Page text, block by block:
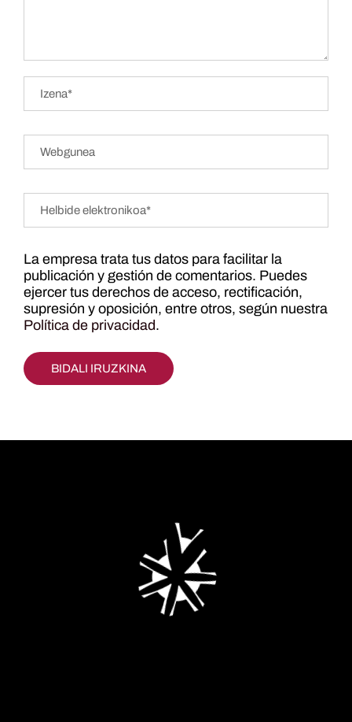
La empresa trata tus datos para facilitar la
publicación y gestión de comentarios. Puedes
ejercer tus derechos de acceso, rectificación,
supresión y oposición, entre otros, según nuestra
Política de privacidad.